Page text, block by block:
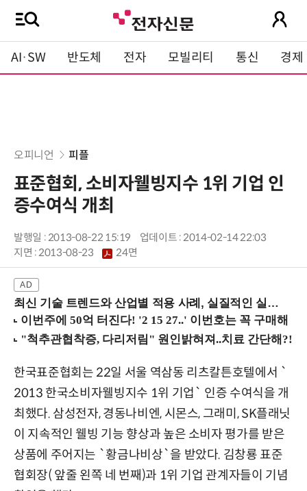
AI·SW 반도체 전자 모빌리티 통신 경제
오피니언 피플
표준협회, 소비자웰빙지수 1위 기업 인
증수여식 개최
발행일 : 2013-08-22 15:19
업데이트 : 2014-02-14 22:03
지면 :2013-08-23 24면
최신 기술 트렌드와 산업별 적용 사례, 실질적인 실행 전략을 공유 (9/18 양재역)
한국표준협회는 22일 서울 역삼동 리츠칼튼호텔에서 `
2013 한국소비자웰빙지수 1위 기업` 인증 수여식을 개
최했다. 삼성전자, 경동나비엔, 시몬스, 그래미, SK플래닛
이 지속적인 웰빙 기능 향상과 높은 소비자 평가를 받은
상품에 주어지는 `황금나비상`을 받았다. 김창룡 표준
협회장( 앞줄 왼쪽 네 번째)과 1위 기업 관계자들이 기념